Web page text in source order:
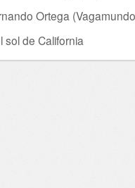
Ortega
sol de California